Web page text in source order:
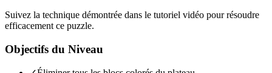
Suivez la technique démontrée dans le tutoriel vidéo pour résoudre
efficacement ce puzzle.
Objectifs du Niveau